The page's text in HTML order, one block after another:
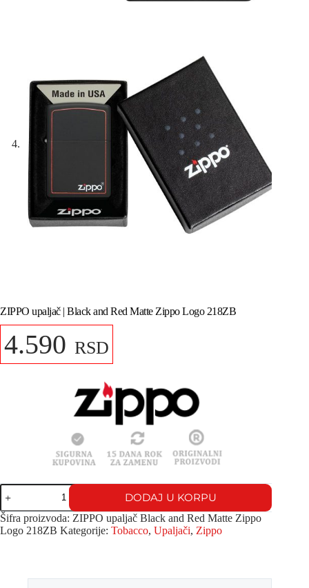
ZIPPO upaljač | Black and Red Matte Zippo Logo 218ZB
4.590 RSD
DODAJ U KORPU
Šifra proizvoda: ZIPPO upaljač Black and Red Matte Zippo
Logo 218ZB Kategorije: Tobacco, Upaljači, Zippo